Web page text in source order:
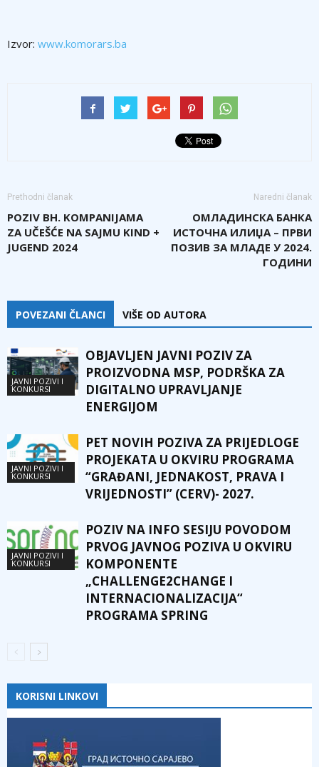
Izvor: www.komorars.ba
Prethodni članak
POZIV BH. KOMPANIJAMA
ZA UČEŠĆE NA SAJMU KIND +
JUGEND 2024
Naredni članak
ОМЛАДИНСКА БАНКА
ИСТОЧНА ИЛИЏА – ПРВИ
ПОЗИВ ЗА МЛАДЕ У 2024.
ГОДИНИ
POVEZANI ČLANCI VIŠE OD AUTORA
JAVNI POZIVI I
KONKURSI
OBJAVLJEN JAVNI POZIV ZA
PROIZVODNA MSP, PODRŠKA ZA
DIGITALNO UPRAVLJANJE
ENERGIJOM
JAVNI POZIVI I
KONKURSI
PET NOVIH POZIVA ZA PRIJEDLOGE
PROJEKATA U OKVIRU PROGRAMA
“GRAĐANI, JEDNAKOST, PRAVA I
VRIJEDNOSTI” (CERV)- 2027.
JAVNI POZIVI I
KONKURSI
POZIV NA INFO SESIJU POVODOM
PRVOG JAVNOG POZIVA U OKVIRU
KOMPONENTE
„CHALLENGE2CHANGE I
INTERNACIONALIZACIJA“
PROGRAMA SPRING
KORISNI LINKOVI